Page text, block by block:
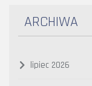
ARCHIWA
lipiec 2026